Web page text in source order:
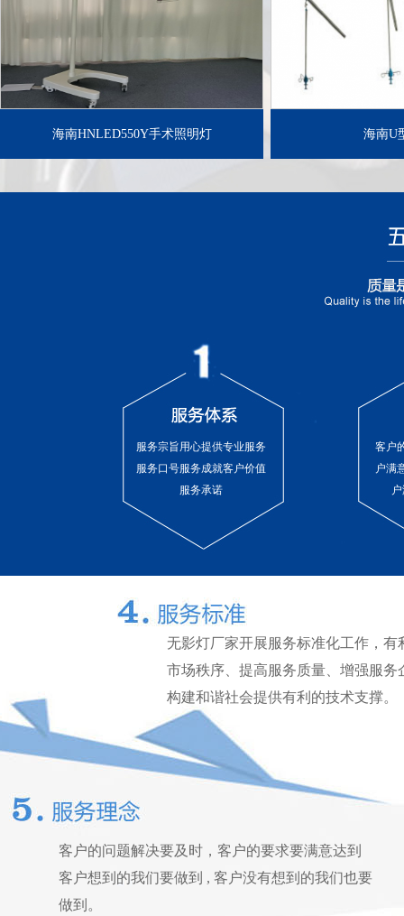
海南HNLED550Y手术照明灯
了解详情+
海南U
了
服务宗旨用心提供专业服务
服务口号服务成就客户价值
服务承诺
客户
户满
无影灯厂家开展服务标准化工作，有
市场秩序、提高服务质量、增强服务
构建和谐社会提供有利的技术支撑。
客户的问题解决要及时，客户的要求要满意达到
客户想到的我们要做到 , 客户没有想到的我们也要
做到。